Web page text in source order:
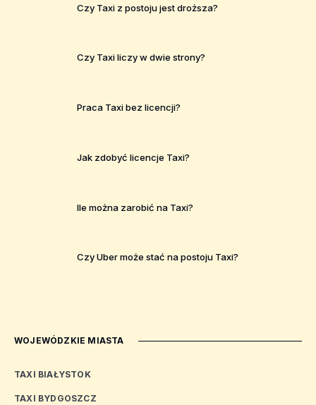
Czy Taxi z postoju jest droższa?
Czy Taxi liczy w dwie strony?
Praca Taxi bez licencji?
Jak zdobyć licencje Taxi?
Ile można zarobić na Taxi?
Czy Uber może stać na postoju Taxi?
WOJEWÓDZKIE MIASTA
TAXI BIAŁYSTOK
TAXI BYDGOSZCZ